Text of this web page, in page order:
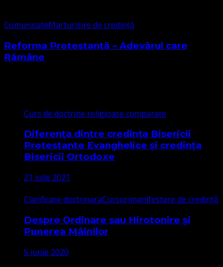
ComunicateMarturisire de credință
Reforma Protestantă – Adevărul care
Rămâne
Curs de doctrine religioase comparate
Diferența dintre credința Bisericii
Protestante Evanghelice și credința
Bisericii Ortodoxe
21 iulie 2021
Clarificare doctrinaraCursurimanifestare de credință
Despre Ordinare sau Hirotonire și
Punerea Mâinilor
5 iunie 2020